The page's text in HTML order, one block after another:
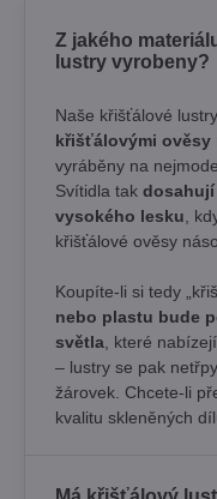
Z jakého
lustry vyrobeny?
Naše křišťálové
křišťálovými
vyráběny na
Svítidla tak dosahují
vysokého lesku ,
křišťálové ověsy
Koupíte-li si tedy
nebo plastu bude
světla , které
– lustry se pak
žárovek. Chcete-li
kvalitu skleněných